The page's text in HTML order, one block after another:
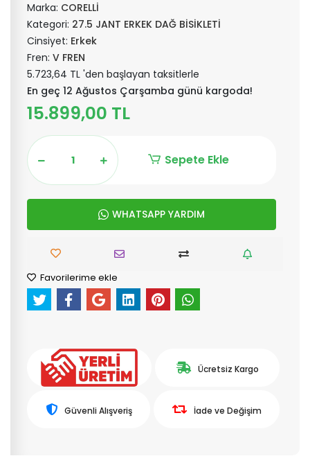
Marka: CORELLİ
Kategori: 27.5 JANT ERKEK DAĞ BİSİKLETİ
Cinsiyet: Erkek
Fren: V FREN
5.723,64 TL 'den başlayan taksitlerle
En geç 12 Ağustos Çarşamba günü kargoda!
15.899,00 TL
Sepete Ekle
WHATSAPP YARDIM
Favorilerime ekle
Ücretsiz Kargo
Güvenli Alışveriş İade ve Değişim